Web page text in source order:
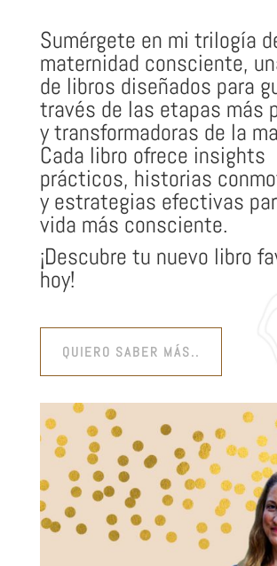
Sumérgete en mi trilogía
maternidad consciente,
de libros diseñados para
través de las etapas más
y transformadoras de la
Cada libro ofrece insights
prácticos, historias
y estrategias efectivas
vida más consciente.
¡Descubre tu nuevo libro
hoy!
QUIERO SABER MÁS..